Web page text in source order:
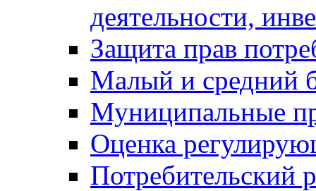
деятельности,
Защита прав
Малый и средний
Муниципальные
Оценка
Потребительский